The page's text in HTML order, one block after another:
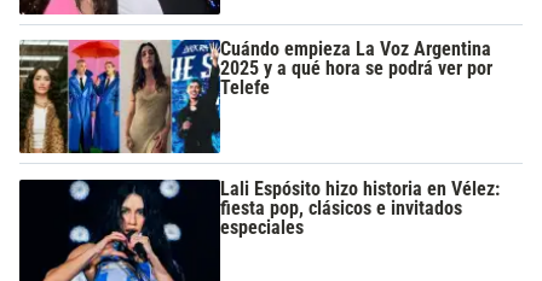
Cuándo empieza La Voz Argentina
2025 y a qué hora se podrá ver por
Telefe
Lali Espósito hizo historia en Vélez:
fiesta pop, clásicos e invitados
especiales